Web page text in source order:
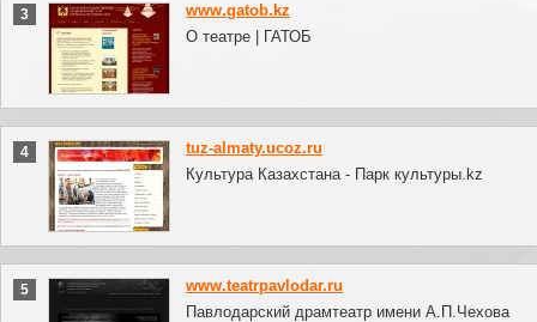
3
www.gatob.kz
О театре | ГАТОБ
4
tuz-almaty.ucoz.ru
Культура Казахстана - Парк культуры.kz
5
www.teatrpavlodar.ru
Павлодарский драмтеатр имени А.П.Чехова